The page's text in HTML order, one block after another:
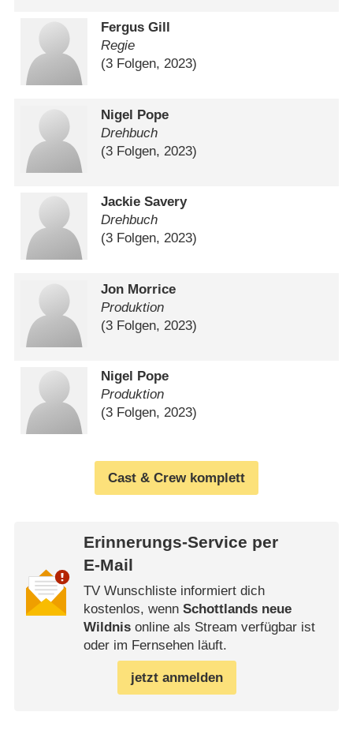
Fergus Gill
Regie
(3 Folgen, 2023)
Nigel Pope
Drehbuch
(3 Folgen, 2023)
Jackie Savery
Drehbuch
(3 Folgen, 2023)
Jon Morrice
Produktion
(3 Folgen, 2023)
Nigel Pope
Produktion
(3 Folgen, 2023)
Cast & Crew komplett
Erinnerungs-Service per
E-Mail
TV Wunschliste informiert dich
kostenlos, wenn Schottlands neue
Wildnisonline als Stream verfügbar ist
oder im Fernsehen läuft.
jetzt anmelden